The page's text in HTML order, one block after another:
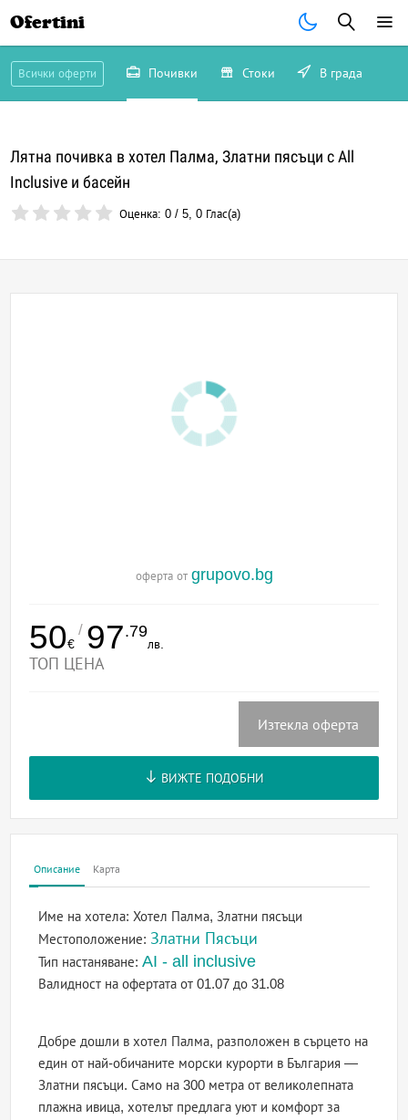
Ofertini
Всички оферти Почивки Стоки В града
Лятна почивка в хотел Палма, Златни пясъци с All
Inclusive и басейн
Оценка:0 /5,0 Глас(а)
оферта от grupovo.bg
50€
/ 97.79
лв.
ТОП ЦЕНА
Изтекла оферта
ВИЖТЕ ПОДОБНИ
Описание Карта
Име на хотела: Хотел Палма, Златни пясъци
Местоположение: Златни Пясъци
Тип настаняване:AI - all inclusive
Валидност на офертатаот 01.07 до 31.08
Добре дошли в хотел Палма, разположен в сърцето на
един от най-обичаните морски курорти в България —
Златни пясъци. Само на 300 метра от великолепната
плажна ивица, хотелът предлага уют и комфорт за